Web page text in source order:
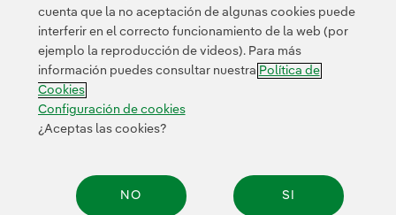
Contacta Clientes Política de Privacidad Información legal
Transparencia en el uso de la IA Política de cookies
Configuración de cookies Accesibilidad Canal de denuncias
© 2026 Iberdrola, S.A. Reservados todos los derechos.
cuenta que la no aceptación de algunas cookies puede
interferir en el correcto funcionamiento de la web (por
ejemplo la reproducción de videos). Para más
información puedes consultar nuestra Política de
Cookies
Configuración de cookies
¿Aceptas las cookies?
NO SI